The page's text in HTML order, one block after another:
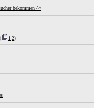
bekommen ^^
( 1 2)